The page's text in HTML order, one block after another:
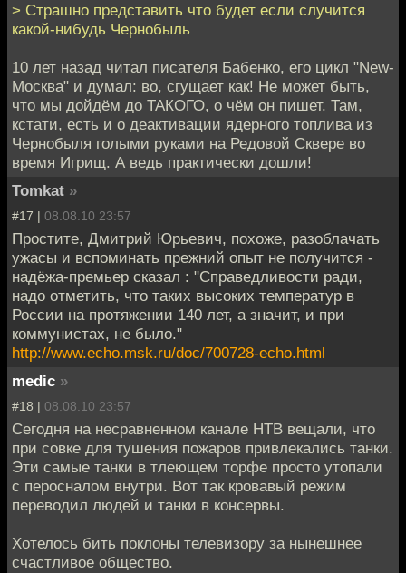
> Страшно представить что будет если случится
какой-нибудь Чернобыль
10 лет назад читал писателя Бабенко, его цикл "New-
Москва" и думал: во, сгущает как! Не может быть,
что мы дойдём до ТАКОГО, о чём он пишет. Там,
кстати, есть и о деактивации ядерного топлива из
Чернобыля голыми руками на Редовой Сквере во
время Игрищ. А ведь практически дошли!
Tomkat »
#17 | 08.08.10 23:57
Простите, Дмитрий Юрьевич, похоже, разоблачать
ужасы и вспоминать прежний опыт не получится -
надёжа-премьер сказал : "Справедливости ради,
надо отметить, что таких высоких температур в
России на протяжении 140 лет, а значит, и при
коммунистах, не было."
http://www.echo.msk.ru/doc/700728-echo.html
medic »
#18 | 08.08.10 23:57
Сегодня на несравненном канале НТВ вещали, что
при совке для тушения пожаров привлекались танки.
Эти самые танки в тлеющем торфе просто утопали
с перосналом внутри. Вот так кровавый режим
переводил людей и танки в консервы.
Хотелось бить поклоны телевизору за нынешнее
счастливое общество.